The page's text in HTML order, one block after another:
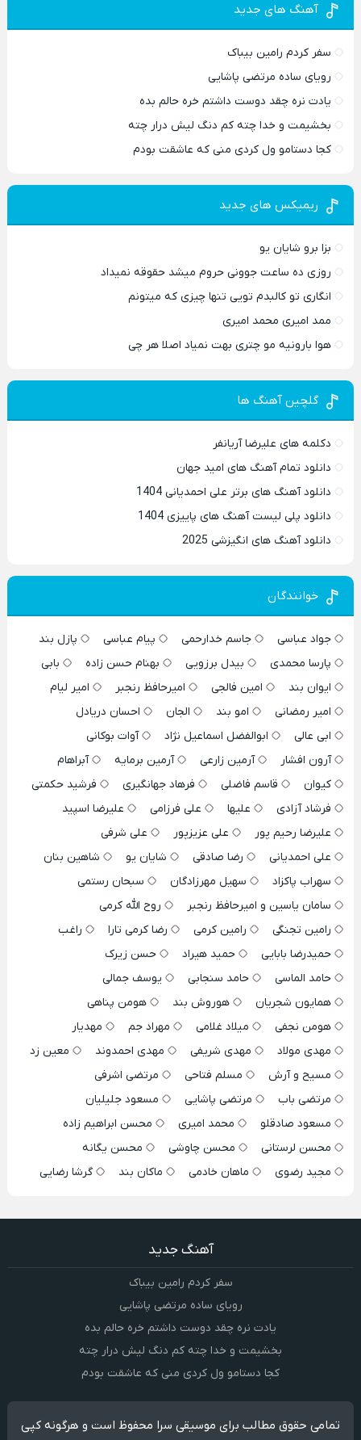
آهنگ های جدید
سفر کردم رامین بیباک
رویای ساده مرتضی پاشایی
یادت نره چقد دوست داشتم خره حالم بده
بخشیمت و خدا چته کم دنگ لیش درار چته
کجا دستامو ول کردی منی که عاشقت بودم
ریمیکس های جدید
بزا برو شایان یو
روزی ده ساعت جوونی حروم میشد حقوقه نمیداد
انگاری تو کالبدم تویی تنها چیزی که میتونم
ممد امیری محمد امیری
هوا بارونیه مو چتری بهت نمیاد اصلا هر چی
گلچین آهنگ ها
دکلمه های علیرضا آریانفر
دانلود تمام آهنگ های امید جهان
دانلود آهنگ های برتر علی احمدیانی 1404
دانلود پلی لیست آهنگ های پاییزی 1404
دانلود آهنگ های انگیزشی 2025
خوانندگان
جواد عباسی جاسم خدارحمی پیام عباسی
پازل بند
پارسا محمدی
بیدل برزویی بهنام حسن زاده
بابی
ایوان بند
امین فالجی امیرحافظ رنجبر
امیر لیام
امیر رمضانی
امو بند الجان
احسان دریادل
ابی عالی
ابوالفضل اسماعیل نژاد
آوات بوکانی
آرون افشار
آرمین زارعی آرمین برمایه
آبراهام
کیوان
قاسم فاضلی فرهاد جهانگیری
فرشید حکمتی
فرشاد آزادی
علیها علی فرزامی
علیرضا اسپید
علیرضا رحیم پور
علی عزیزپور
علی شرفی
علی احمدیانی
رضا صادقی شایان یو
شاهین بنان
سهراب پاکزاد
سهیل مهرزادگان
سبحان رستمی
سامان یاسین و امیرحافظ رنجبر
روح الله کرمی
رامین تجنگی
رامین کرمی رضا کرمی تارا
راغب
حمیدرضا بابایی
حمید هیراد
حسن زیرک
حامد الماسی
حامد سنجابی
یوسف جمالی
همایون شجریان
هوروش بند
هومن پناهی
هومن نجفی
میلاد غلامی مهراد جم
مهدیار
مهدی مولاد
مهدی شریفی مهدی احمدوند
معین زد
مسیح و آرش
مسلم فتاحی
مرتضی اشرفی
مرتضی باب
مرتضی پاشایی
مسعود جلیلیان
مسعود صادقلو
محمد امیری
محسن ابراهیم زاده
محسن لرستانی
محسن چاوشی
محسن یگانه
مجید رضوی
ماهان خادمی ماکان بند گرشا رضایی
آهنگ جدید
سفر کردم رامین بیباک
رویای ساده مرتضی پاشایی
یادت نره چقد دوست داشتم خره حالم بده
بخشیمت و خدا چته کم دنگ لیش درار چته
کجا دستامو ول کردی منی که عاشقت بودم
تمامی حقوق مطالب برای موسیقی سرا محفوظ است و هرگونه کپی